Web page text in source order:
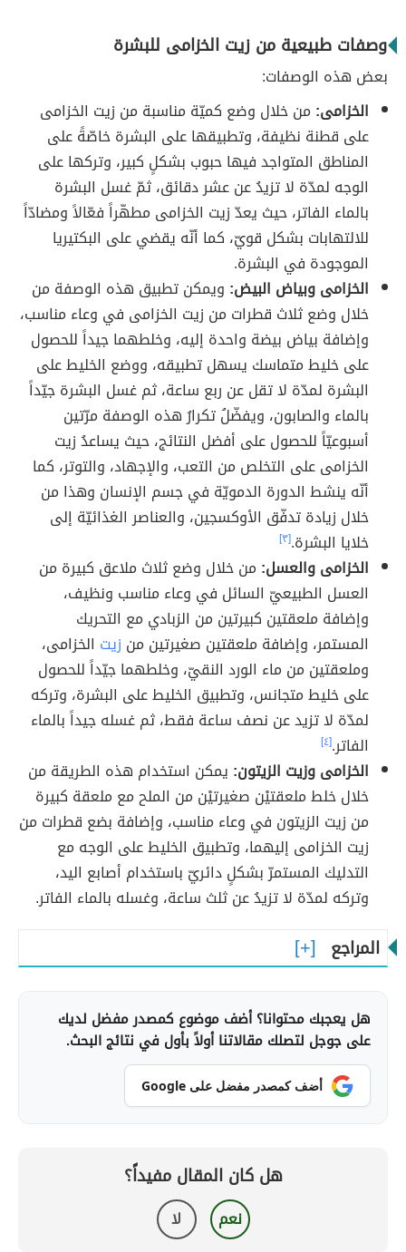
وصفات طبيعية من زيت الخزامى للبشرة
بعض هذه الوصفات:
الخزامى: من خلال وضع كميّة مناسبة من زيت الخزامى
على قطنة نظيفة، وتطبيقها على البشرة خاصّةً على
المناطق المتواجد فيها حبوب بشكلٍ كبير، وتركها على
الوجه لمدّة لا تزيدُ عن عشر دقائق، ثمّ غسل البشرة
بالماء الفاتر، حيث يعدّ زيت الخزامى مطهّراً فعّالاً ومضادّاً
للالتهابات بشكل قويّ، كما أنّه يقضي على البكتيريا
الموجودة في البشرة.
الخزامى وبياض البيض: ويمكن تطبيق هذه الوصفة من
خلال وضع ثلاث قطرات من زيت الخزامى في وعاء مناسب،
وإضافة بياض بيضة واحدة إليه، وخلطهما جيداً للحصول
على خليط متماسك يسهل تطبيقه، ووضع الخليط على
البشرة لمدّة لا تقل عن ربع ساعة، ثم غسل البشرة جيّداً
بالماء والصابون، ويفضّلُ تكرارُ هذه الوصفة مرّتين
أسبوعيّاً للحصول على أفضل النتائج، حيث يساعدُ زيت
الخزامى على التخلص من التعب، والإجهاد، والتوتر، كما
أنّه ينشط الدورة الدمويّة في جسم الإنسان وهذا من
خلال زيادة تدفّق الأوكسجين، والعناصر الغذائيّة إلى
خلايا البشرة.[٣]
الخزامى والعسل: من خلال وضع ثلاث ملاعق كبيرة من
العسل الطبيعيّ السائل في وعاء مناسب ونظيف،
وإضافة ملعقتين كبيرتين من الزبادي مع التحريك
المستمر، وإضافة ملعقتين صغيرتين من زيت الخزامى،
وملعقتين من ماء الورد النقيّ، وخلطهما جيّداً للحصول
على خليط متجانس، وتطبيق الخليط على البشرة، وتركه
لمدّة لا تزيد عن نصف ساعة فقط، ثم غسله جيداً بالماء
الفاتر.[٤]
الخزامى وزيت الزيتون: يمكن استخدام هذه الطريقة من
خلال خلط ملعقتيْن صغيرتيْن من الملح مع ملعقة كبيرة
من زيت الزيتون في وعاء مناسب، وإضافة بضع قطرات من
زيت الخزامى إليهما، وتطبيق الخليط على الوجه مع
التدليك المستمرّ بشكلٍ دائريّ باستخدام أصابع اليد،
وتركه لمدّة لا تزيدُ عن ثلث ساعة، وغسله بالماء الفاتر.
المراجع
هل يعجبك محتوانا؟ أضف موضوع كمصدر مفضل لديك
على جوجل لتصلك مقالاتنا أولاً بأول في نتائج البحث.
أضف كمصدر مفضل على Google
هل كان المقال مفيداً؟
نعم لا